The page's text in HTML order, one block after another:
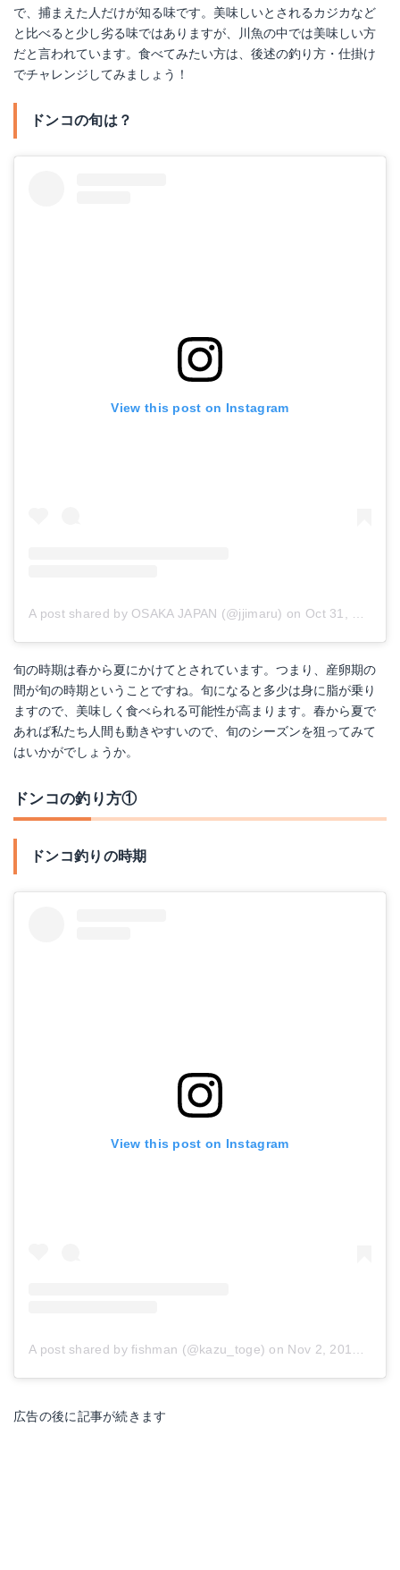
で、捕まえた人だけが知る味です。美味しいとされるカジカなど
と比べると少し劣る味ではありますが、川魚の中では美味しい方
だと言われています。食べてみたい方は、後述の釣り方・仕掛け
でチャレンジしてみましょう！
ドンコの旬は？
View this post on Instagram
A post shared by OSAKA JAPAN (@jjimaru) on Oct 31, 2018 at 7:43pm PDT
旬の時期は春から夏にかけてとされています。つまり、産卵期の
間が旬の時期ということですね。旬になると多少は身に脂が乗り
ますので、美味しく食べられる可能性が高まります。春から夏で
あれば私たち人間も動きやすいので、旬のシーズンを狙ってみて
はいかがでしょうか。
ドンコの釣り方①
ドンコ釣りの時期
View this post on Instagram
A post shared by fishman (@kazu_toge) on Nov 2, 2018 at 4:44am PDT
広告の後に記事が続きます